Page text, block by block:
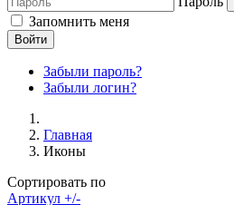
Запомнить меня
Войти
Забыли пароль?
Забыли логин?
Главная
Иконы
Сортировать по
Артикул +/-